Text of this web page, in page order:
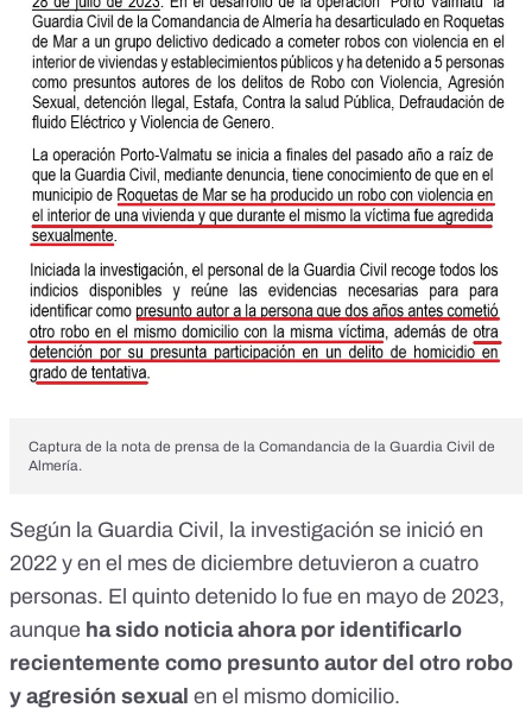
Captura de la nota de prensa de la Comandancia de la Guardia Civil de
Almería.
Según la Guardia Civil, la investigación se inició en
2022 y en el mes de diciembre detuvieron a cuatro
personas. El quinto detenido lo fue en mayo de 2023,
aunque ha sido noticia ahora por identificarlo
recientemente como presunto autor del otro robo
y agresión sexual en el mismo domicilio.